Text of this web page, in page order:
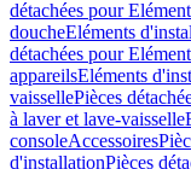
détachées pour
doucheEléments
détachées pour
appareilsEléments
vaissellePièces
à laver et lave-vaisselle
consoleAccessoires
d'installationPièces